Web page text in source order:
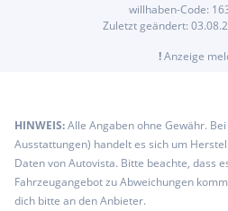
willhaben-Code:
Zuletzt geändert:
!Anzeige
HINWEIS:Alle Angaben ohne Gewähr.
Ausstattungen) handelt es sich um
Daten von Autovista. Bitte beachte, dass
Fahrzeugangebot zu Abweichungen
dich bitte an den Anbieter.